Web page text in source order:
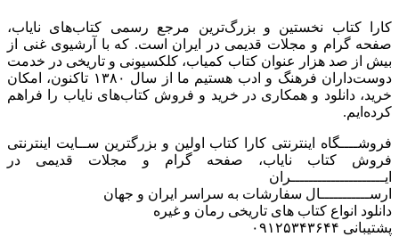
کارا کتاب نخستین و بزرگ‌ترین مرجع رسمی کتاب‌های نایاب،
صفحه گرام و مجلات قدیمی در ایران است. که با آرشیوی غنی از
بیش از صد هزار عنوان کتاب کمیاب، کلکسیونی و تاریخی در خدمت
دوست‌داران فرهنگ و ادب هستیم ما از سال ۱۳۸۰ تاکنون، امکان
خرید، دانلود و همکاری در خرید و فروش کتاب‌های نایاب را فراهم
کرده‌ایم.
فروشــــگاه اینترنتی کارا کتاب اولین و بزرگترین ســایت اینترنتی
فروش کتاب نایاب، صفحه گرام و مجلات قدیمی در
ایـــــــــــــــــــــران
ارســـــــــــال سفارشات به سراسر ایران و جهان
دانلود انواع کتاب های تاریخی رمان و غیره
پشتیبانی ۰۹۱۲۵۳۴۳۶۴۴